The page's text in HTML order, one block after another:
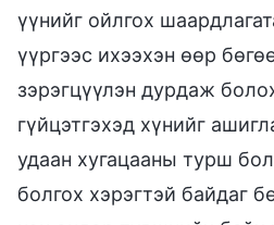
үүнийг ойлгох
үүргээс ихээхэн өөр
зэрэгцүүлэн дурдаж
гүйцэтгэхэд хүнийг
удаан хугацааны турш
болгох хэрэгтэй байдаг